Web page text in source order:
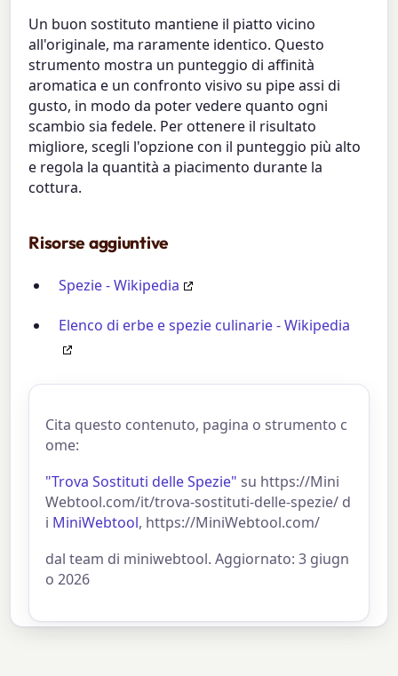
Un buon sostituto mantiene il piatto vicino
all'originale, ma raramente identico. Questo
strumento mostra un punteggio di affinità
aromatica e un confronto visivo su pipe assi di
gusto, in modo da poter vedere quanto ogni
scambio sia fedele. Per ottenere il risultato
migliore, scegli l'opzione con il punteggio più alto
e regola la quantità a piacimento durante la
cottura.
Risorse aggiuntive
Spezie - Wikipedia
Elenco di erbe e spezie culinarie - Wikipedia
Cita questo contenuto, pagina o strumento c
ome:
"Trova Sostituti delle Spezie" su https://Mini
Webtool.com/it/trova-sostituti-delle-spezie/ d
i MiniWebtool, https://MiniWebtool.com/
dal team di miniwebtool. Aggiornato: 3 giugn
o 2026